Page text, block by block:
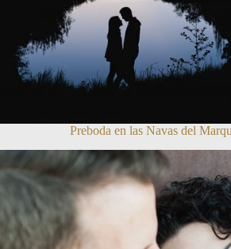
Preboda en las Navas del